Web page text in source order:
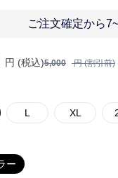
ご注文確定から
円 (税込)5,000 円 (割引前)
L XL
ー